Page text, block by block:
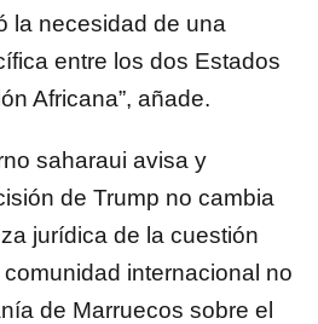
la necesidad de una
entre los dos Estados
Africana”, añade.
saharaui avisa y
de Trump no cambia
jurídica de la cuestión
internacional no
de Marruecos sobre el